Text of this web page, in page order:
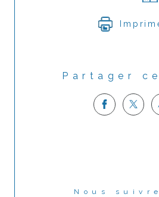
Partager
Nous